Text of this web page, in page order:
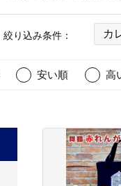
絞り込み条件： カ
安い順 高